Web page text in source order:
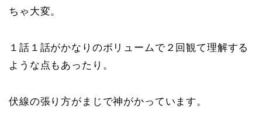
ちゃ大変。
１話１話がかなりのボリュームで２回観て理解する
ような点もあったり。
伏線の張り方がまじで神がかっています。